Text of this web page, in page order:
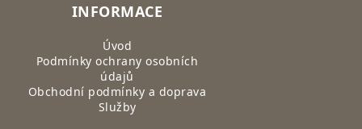
INFORMACE
Úvod
Podmínky ochrany osobních
údajů
Obchodní podmínky a doprava
Služby